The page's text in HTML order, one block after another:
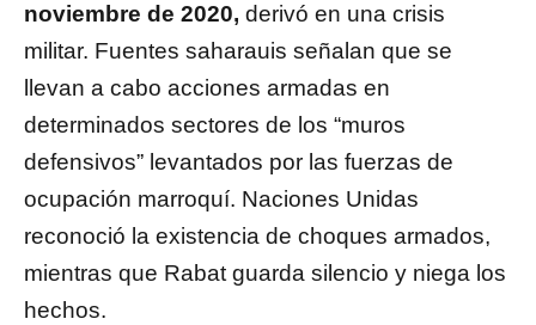
noviembre de 2020, derivó en una crisis
militar. Fuentes saharauis señalan que se
llevan a cabo acciones armadas en
determinados sectores de los “muros
defensivos” levantados por las fuerzas de
ocupación marroquí. Naciones Unidas
reconoció la existencia de choques armados,
mientras que Rabat guarda silencio y niega los
hechos.